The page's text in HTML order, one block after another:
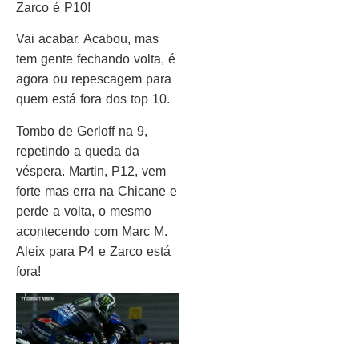
Zarco é P10!
Vai acabar. Acabou, mas
tem gente fechando volta, é
agora ou repescagem para
quem está fora dos top 10.
Tombo de Gerloff na 9,
repetindo a queda da
véspera. Martin, P12, vem
forte mas erra na Chicane e
perde a volta, o mesmo
acontecendo com Marc M.
Aleix para P4 e Zarco está
fora!